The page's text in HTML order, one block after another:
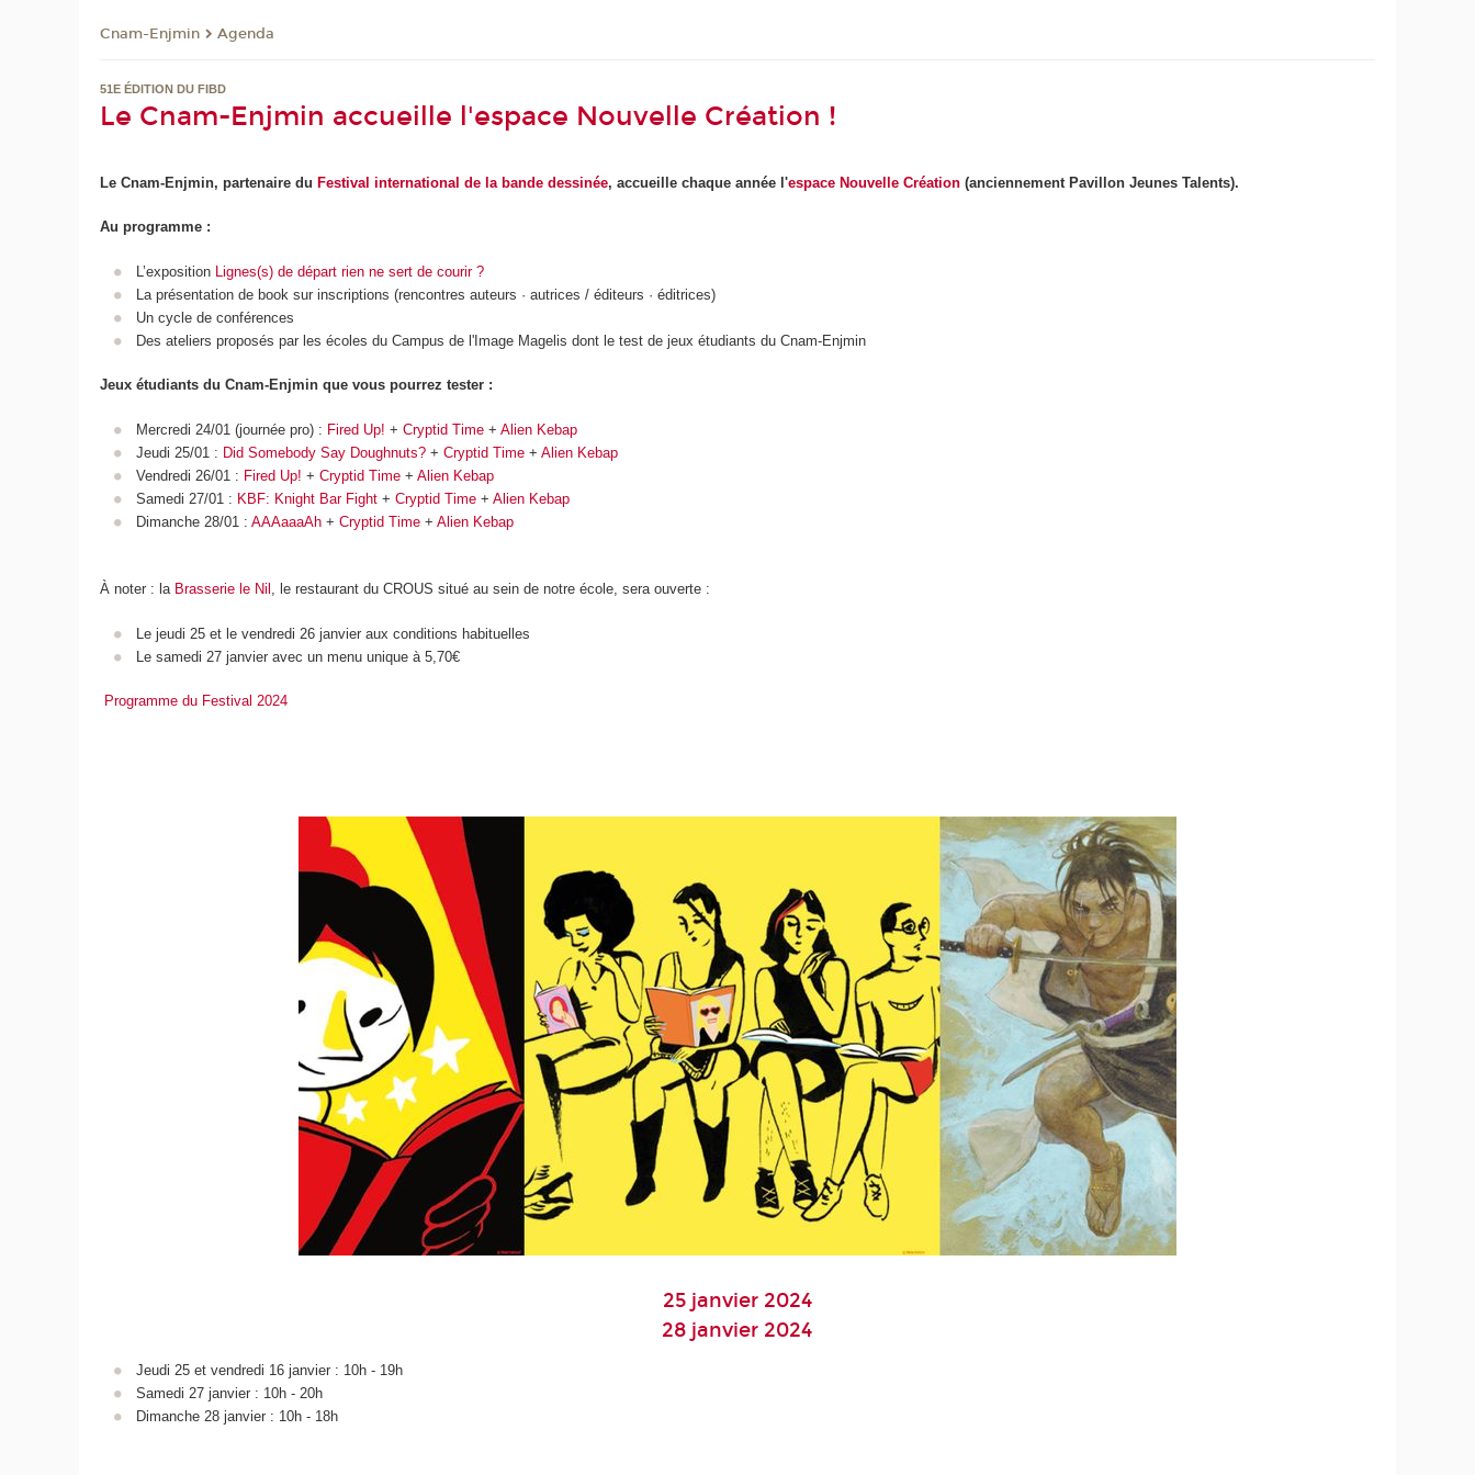
Cnam-Enjmin Agenda
51E ÉDITION DU FIBD
Le Cnam-Enjmin accueille l'espace Nouvelle Création !
Le Cnam-Enjmin, partenaire duFestival international de la bande dessinée, accueille chaque année l'espace Nouvelle Création (anciennement Pavillon Jeunes Talents).
Au programme :
L’exposition Lignes(s) de départ rien ne sert de courir ?
La présentation de book sur inscriptions (rencontres auteurs · autrices / éditeurs · éditrices)
Un cycle de conférences
Des ateliers proposés par les écoles du Campus de l'Image Magelis dont le test de jeux étudiants du Cnam-Enjmin
Jeux étudiants du Cnam-Enjmin que vous pourrez tester :
Mercredi 24/01 (journée pro) : Fired Up! + Cryptid Time+ Alien Kebap
Jeudi 25/01 : Did Somebody Say Doughnuts?+ Cryptid Time+ Alien Kebap
Vendredi 26/01 : Fired Up! + Cryptid Time+ Alien Kebap
Samedi 27/01 : KBF: Knight Bar Fight+ Cryptid Time+ Alien Kebap
Dimanche 28/01 : AAAaaaAh + Cryptid Time+ Alien Kebap
À noter : la Brasserie le Nil , le restaurant du CROUS situé au sein de notre école, sera ouverte :
Le jeudi 25 et le vendredi 26 janvier aux conditions habituelles
Le samedi 27 janvier avec un menu unique à 5,70€
Programme du Festival 2024
25 janvier 2024
28 janvier 2024
Jeudi 25 et vendredi 16 janvier : 10h - 19h
Samedi 27 janvier : 10h - 20h
Dimanche 28 janvier : 10h - 18h